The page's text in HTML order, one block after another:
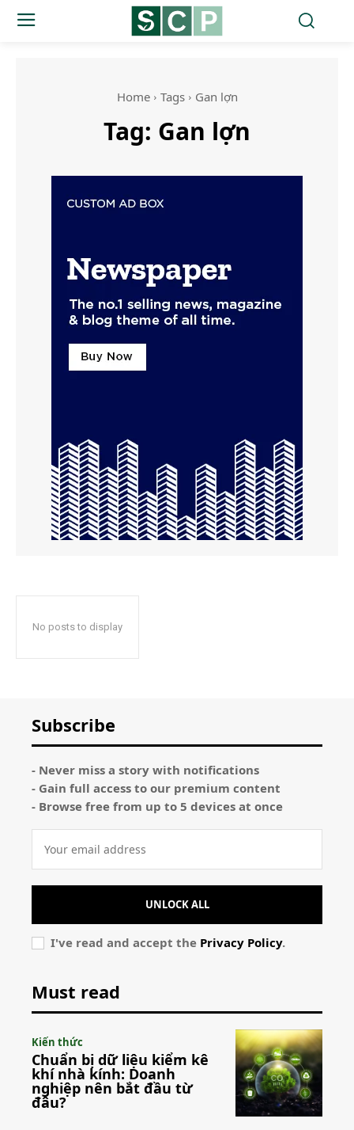
Home Tags Gan lợn
Tag: Gan lợn
No posts to display
Subscribe
- Never miss a story with notifications
- Gain full access to our premium content
- Browse free from up to 5 devices at once
UNLOCK ALL
I've read and accept the Privacy Policy.
Must read
Kiến thức
Chuẩn bị dữ liệu kiểm kê
khí nhà kính: Doanh
nghiệp nên bắt đầu từ
đâu?